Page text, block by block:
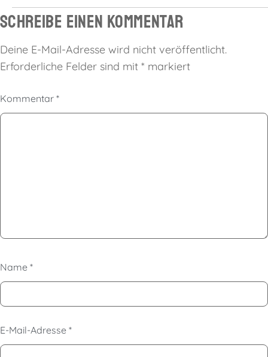
Schreibe einen Kommentar
Deine E-Mail-Adresse wird nicht veröffentlicht.
Erforderliche Felder sind mit * markiert
Kommentar *
Name *
E-Mail-Adresse *